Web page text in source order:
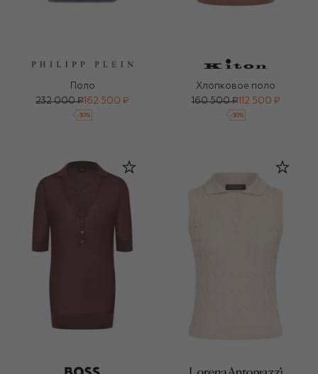
Поло
232 000 ₽ 162 500 ₽
-30%
Хлопковое поло
160 500 ₽112 500 ₽
-30%